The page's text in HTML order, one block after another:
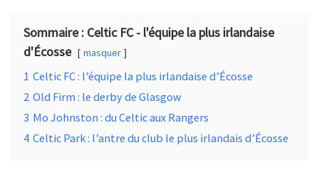
Sommaire : Celtic FC - l'équipe la plus irlandaise
d'Écosse
masquer
1 Celtic FC : l’équipe la plus irlandaise d’Écosse
2 Old Firm : le derby de Glasgow
3 Mo Johnston : du Celtic aux Rangers
4 Celtic Park : l’antre du club le plus irlandais d’Écosse